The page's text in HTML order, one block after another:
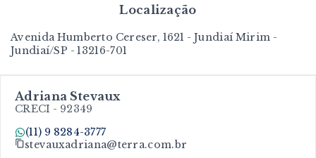
Localização
Avenida Humberto Cereser, 1621 - Jundiaí Mirim -
Jundiaí/SP - 13216-701
Adriana Stevaux
CRECI - 92349
(11) 9 8284-3777
stevauxadriana@terra.com.br